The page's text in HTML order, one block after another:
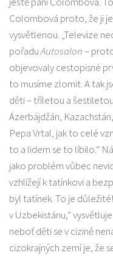
Colombová proto, že ji
vysvětlenou. „Televize
pořaduAutosalon–
objevovaly cestopisné
to musíme zlomit. A tak
děti – tříletou a šestiletou
Ázerbájdžán,
Pepa Vrtal, jak to celé
to a lidem se to líbilo.“
jako problém vůbec
vzhlížejí k tatínkovi a
byl tatínek. To je
v Uzbekistánu,“
neboť děti se v cizině
cizokrajných zemí je, že